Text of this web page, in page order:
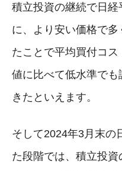
積立投資の継続で日
に、より安い価格で
たことで平均買付コ
値に比べて低水準で
きたといえます。
そして2024年3月末の
た段階では、積立投